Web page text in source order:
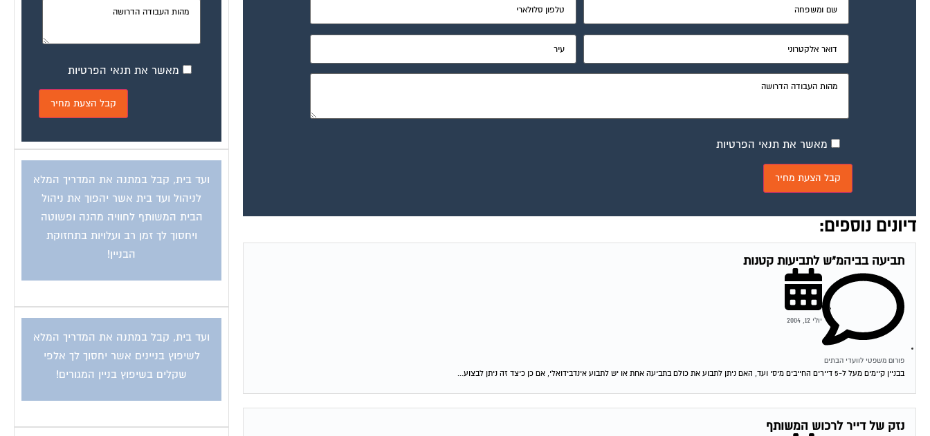
מאשר את תנאי הפרטיות
דיונים נוספים:
תביעה בביהמ"ש לתביעות קטנות
פורום משפטי לוועדי הבתים
יולי 12, 2004
בבניין קיימים מעל ל-5 דיירים החייבים מיסי ועד, האם ניתן לתבוע את כולם בתביעה אחת או יש לתבוע אינדבידואלי, אם כן כיצד זה ניתן לבצוע...
נזק של דייר לרכוש המשותף
מאשר את תנאי הפרטיות
ועד בית, קבל במתנה את המדריך המלא
לניהול ועד בית אשר יהפוך את ניהול
הבית המשותף לחוויה מהנה ופשוטה
ויחסוך לך זמן רב ועלויות בתחזוקת
הבניין!
ועד בית, קבל במתנה את המדריך המלא
לשיפוץ בניינים אשר יחסוך לך אלפי
שקלים בשיפוץ בניין המגורים!